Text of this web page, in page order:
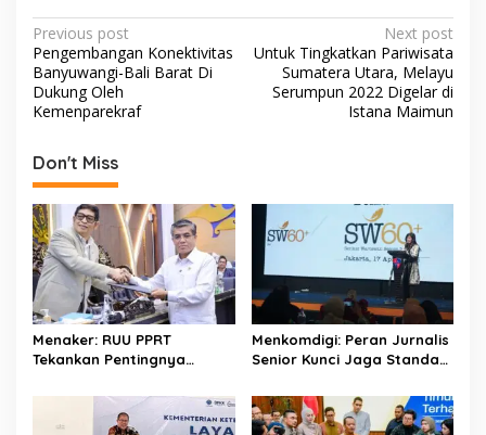
e
b
o
o
k
itt
er
at
s
ar
e
P
o
s
t
n
a
v
i
g
a
t
i
o
Previous post
Pengembangan Konektivitas
Banyuwangi-Bali Barat Di
Dukung Oleh
Kemenparekraf
Next post
Untuk Tingkatkan Pariwisata
Sumatera Utara, Melayu
Serumpun 2022 Digelar di
Istana Maimun
Don't Miss
Menaker: RUU PPRT
Tekankan Pentingnya
Tangga
Menkomdigi: Peran Jurnalis
Senior Kunci Jaga Standar
Berkualitas